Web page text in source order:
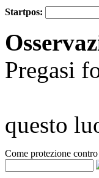
−
Startpos:
Pregasi
questo
Come protezione